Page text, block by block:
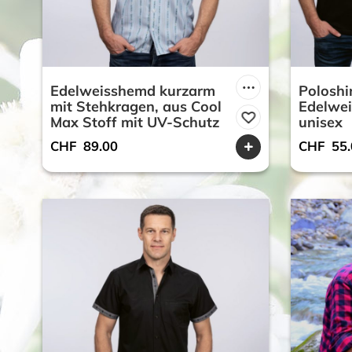
Edelweisshemd kurzarm
mit Stehkragen, aus Cool
Max Stoff mit UV-Schutz
CHF 89.00
unisex
CHF